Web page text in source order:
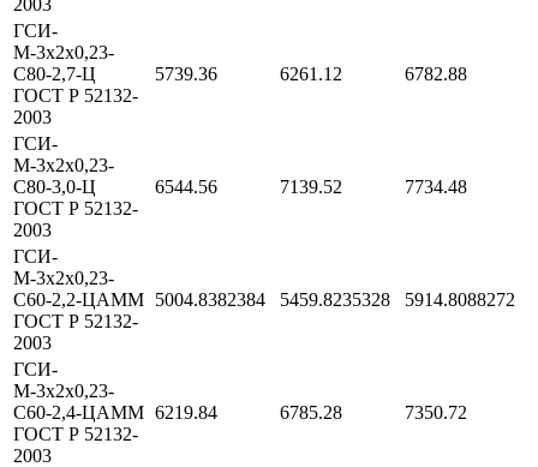
ГСИ-
М-3х2х0,23-
С80-2,7-Ц
ГОСТ Р 52132-
2003
5739.36 6261.12 6782.88
ГСИ-
М-3х2х0,23-
С80-3,0-Ц
ГОСТ Р 52132-
2003
6544.56 7139.52 7734.48
ГСИ-
М-3х2х0,23-
С60-2,2-ЦАММ
ГОСТ Р 52132-
2003
5004.8382384 5459.8235328 5914.8088272
ГСИ-
М-3х2х0,23-
С60-2,4-ЦАММ
ГОСТ Р 52132-
2003
6219.84 6785.28 7350.72